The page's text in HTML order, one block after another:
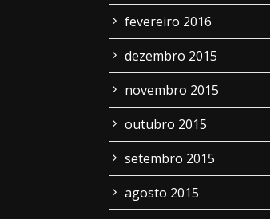
fevereiro 2016
dezembro 2015
novembro 2015
outubro 2015
setembro 2015
agosto 2015